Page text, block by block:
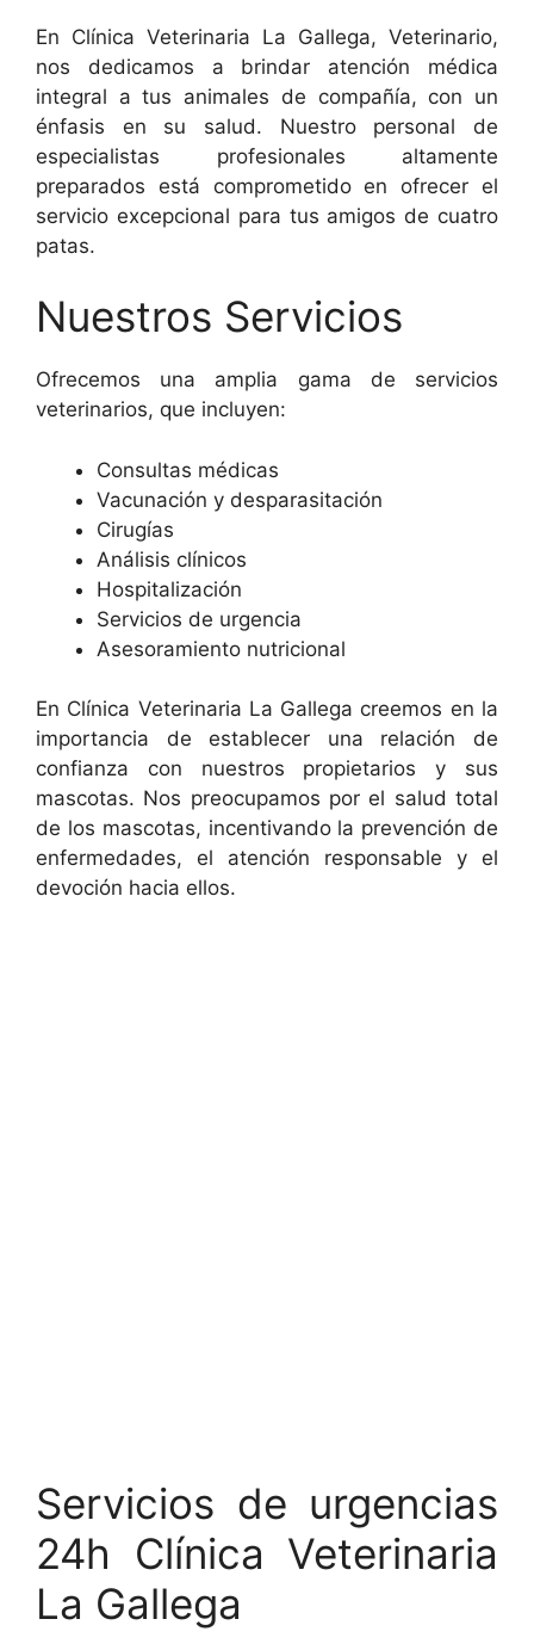
En Clínica Veterinaria La Gallega, Veterinario,
nos dedicamos a brindar atención médica
integral a tus animales de compañía, con un
énfasis en su salud. Nuestro personal de
especialistas profesionales altamente
preparados está comprometido en ofrecer el
servicio excepcional para tus amigos de cuatro
patas.
Nuestros Servicios
Ofrecemos una amplia gama de servicios
veterinarios, que incluyen:
Consultas médicas
Vacunación y desparasitación
Cirugías
Análisis clínicos
Hospitalización
Servicios de urgencia
Asesoramiento nutricional
En Clínica Veterinaria La Gallega creemos en la
importancia de establecer una relación de
confianza con nuestros propietarios y sus
mascotas. Nos preocupamos por el salud total
de los mascotas, incentivando la prevención de
enfermedades, el atención responsable y el
devoción hacia ellos.
Servicios de urgencias
24h Clínica Veterinaria
La Gallega